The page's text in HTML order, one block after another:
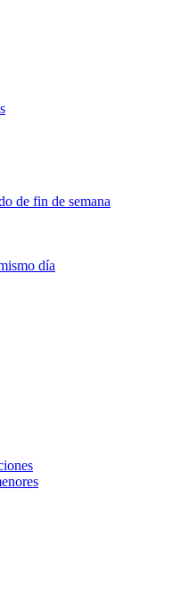
de fin de semana
día